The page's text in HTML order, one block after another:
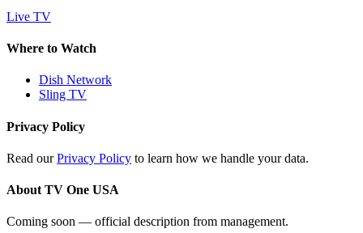
Live TV
Where to Watch
Dish Network
Sling TV
Privacy Policy
Read ourPrivacy Policy to learn how we handle your data.
About TV One USA
Coming soon — official description from management.